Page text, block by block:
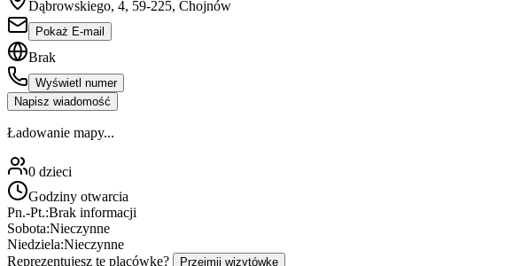
Dąbrowskiego, 4, 59-225, Chojnów
Pokaż E-mail
Brak
Wyświetl numer
Napisz wiadomość
Ładowanie mapy...
0 dzieci
Godziny otwarcia
Pn.-Pt.:Brak informacji
Sobota:Nieczynne
Niedziela:Nieczynne
Reprezentujesz tę placówkę?
Przejmij wizytówkę